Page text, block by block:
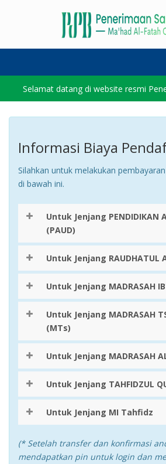
Selamat datang di website resmi
Informasi Biaya
Silahkan untuk melakukan
di bawah ini.
Untuk Jenjang PENDIDIKAN
(PAUD)
Untuk Jenjang RAUDHATUL
Untuk Jenjang MADRASAH
Untuk Jenjang MADRASAH
(MTs)
Untuk Jenjang MADRASAH
Untuk Jenjang TAHFIDZUL
Untuk Jenjang MI Tahfidz
(* Setelah transfer dan konfirmasi
mendapatkan pin untuk login dan